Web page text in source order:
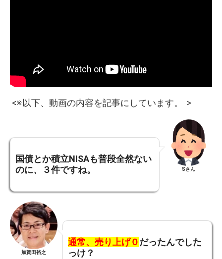
<※以下、動画の内容を記事にしています。 >
国債とか積立NISAも普段全然ない
のに、
３件ですね。 Sさん
加賀田裕之
通常、売り上げ０だったんでした
っけ？